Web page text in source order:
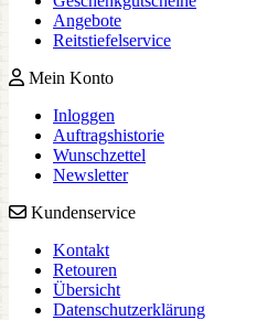
Angebote
Reitstiefelservice
Mein Konto
Inloggen
Auftragshistorie
Wunschzettel
Newsletter
Kundenservice
Kontakt
Retouren
Übersicht
Datenschutzerklärung